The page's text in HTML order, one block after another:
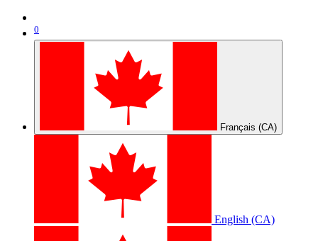
0
Français (CA)
English (CA)